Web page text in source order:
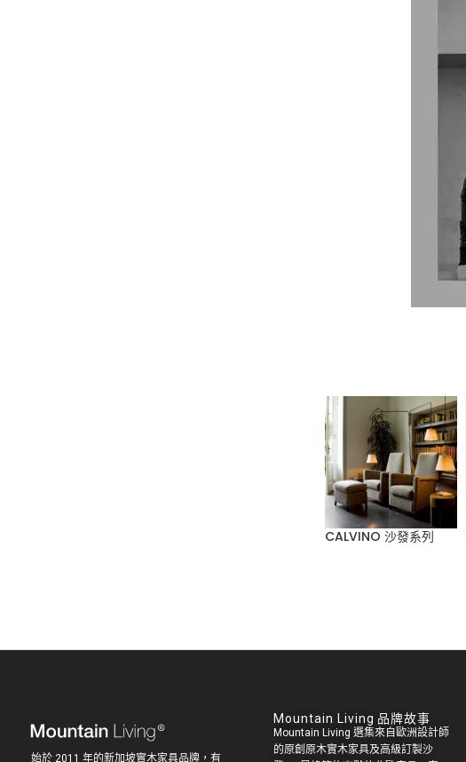
CALVINO 沙發系列
始於 2011 年的新加坡實木家具品牌，有
Mountain Living 品牌故事
Mountain Living 選集來自歐洲設計師
的原創 原木實木家具及高級訂製沙